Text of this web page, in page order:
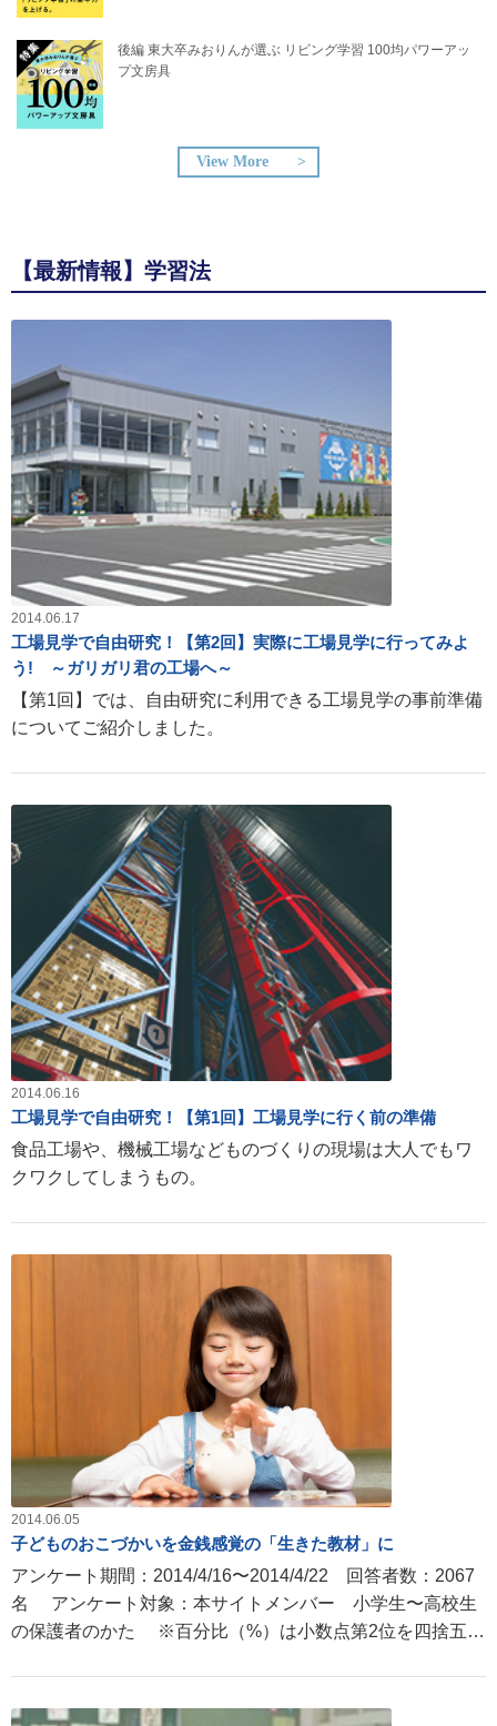
後編 東大卒みおりんが選ぶ リビング学習 100均パワーアッ
プ文房具
View More
【最新情報】学習法
2014.06.17
工場見学で自由研究！【第2回】実際に工場見学に行ってみよ
う! ～ガリガリ君の工場へ～
【第1回】では、自由研究に利用できる工場見学の事前準備
についてご紹介しました。
2014.06.16
工場見学で自由研究！【第1回】工場見学に行く前の準備
食品工場や、機械工場などものづくりの現場は大人でもワ
クワクしてしまうもの。
2014.06.05
子どものおこづかいを金銭感覚の「生きた教材」に
アンケート期間：2014/4/16〜2014/4/22 回答者数：2067
名 アンケート対象：本サイトメンバー 小学生〜高校生
の保護者のかた ※百分比（%）は小数点第2位を四捨五入